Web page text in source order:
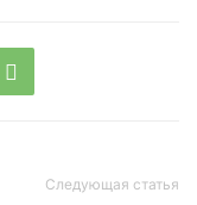
Следующая статья